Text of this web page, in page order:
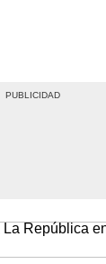
La República